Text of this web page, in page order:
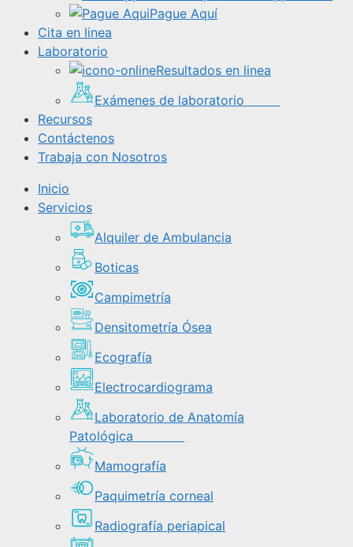
Pague Aquí
Cita en linea
Laboratorio
Resultados en linea
Exámenes de laboratorio
Recursos
Contáctenos
Trabaja con Nosotros
Inicio
Servicios
Alquiler de Ambulancia
Boticas
Campimetría
Densitometría Ósea
Ecografía
Electrocardiograma
Laboratorio de Anatomía
Patológica
Mamografía
Paquimetría corneal
Radiografía periapical